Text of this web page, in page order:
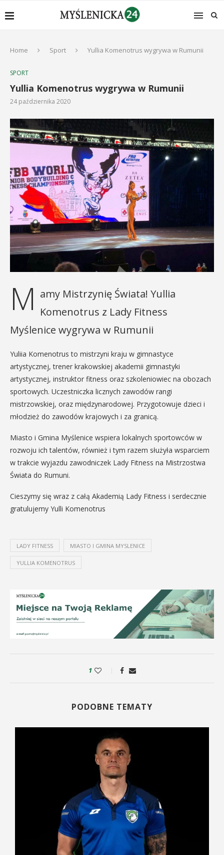
Home Sport Yullia Komenotrus wygrywa w Rumunii
SPORT
Yullia Komenotrus wygrywa w Rumunii
24 października 2020
M amy Mistrzynię Świata! Yullia
Komenotrus z Lady Fitness
Myślenice wygrywa w Rumunii
Yuliia Komenotrus to mistrzyni kraju w gimnastyce
artystycznej, trener krakowskiej akademii gimnastyki
artystycznej, instruktor fitness oraz szkoleniowiec na obozach
sportowych. Uczestniczka licznych zawodów rangi
mistrzowskiej, oraz międzynarodowej. Przygotowuje dzieci i
młodzież do zawodów krajowych i za granicą.
Miasto i Gmina Myślenice wspiera lokalnych sportowców w
rozwoju ich talentów, również i tym razem służyła wsparciem
w trakcie wyjazdu zawodniczek Lady Fitness na Mistrzostwa
Świata do Rumuni.
Cieszymy się wraz z całą Akademią Lady Fitness i serdecznie
gratulujemy Yulli Komenotrus
LADY FITNESS MIASTO I GMINA MYSLENICE
YULLIA KOMENOTRUS
1
PODOBNE TEMATY